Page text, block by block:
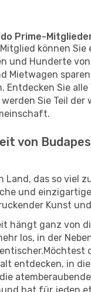
Prime-
können Sie
und Hunderte von
Mietwagen
Entdecken Sie alle
Sie Teil der
von
Land, das so viel
und
Kunst
hängt ganz von
los, in der
entdecken, in